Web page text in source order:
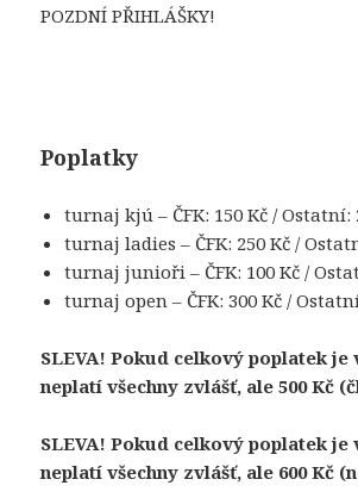
POZDNÍ PŘIHLÁŠKY!
Poplatky
turnaj kjú – ČFK: 150 Kč / Ostatní:
turnaj ladies – ČFK: 250 Kč /
turnaj junioři – ČFK: 100 Kč /
turnaj open – ČFK: 300 Kč /
SLEVA! Pokud celkový poplatek je
neplatí všechny zvlášť, ale 500 Kč
SLEVA! Pokud celkový poplatek je
neplatí všechny zvlášť, ale 600 Kč